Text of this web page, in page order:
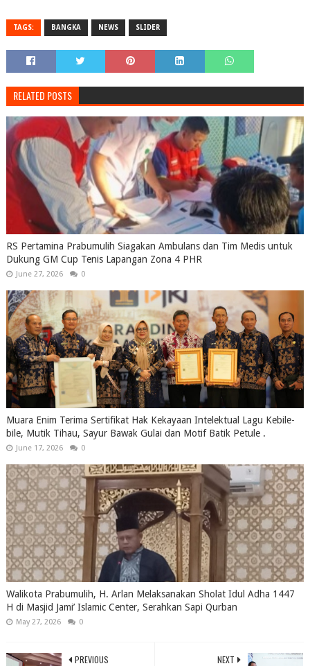
TAGS: BANGKA NEWS SLIDER
RELATED POSTS
RS Pertamina Prabumulih Siagakan Ambulans dan Tim Medis untuk
Dukung GM Cup Tenis Lapangan Zona 4 PHR
June 27, 2026 0
Muara Enim Terima Sertifikat Hak Kekayaan Intelektual Lagu Kebile-
bile, Mutik Tihau, Sayur Bawak Gulai dan Motif Batik Petule .
June 17, 2026 0
Walikota Prabumulih, H. Arlan Melaksanakan Sholat Idul Adha 1447
H di Masjid Jami’ Islamic Center, Serahkan Sapi Qurban
May 27, 2026 0
NEXT
PREVIOUS